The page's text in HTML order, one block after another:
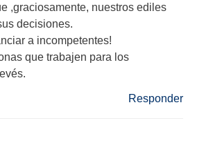
,graciosamente, nuestros ediles
decisiones.
a incompetentes!
que trabajen para los
Responder